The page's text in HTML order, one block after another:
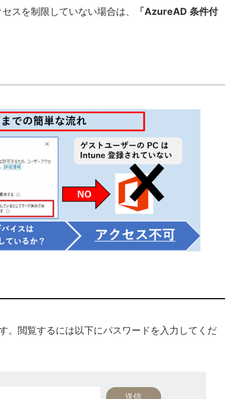
スを制限していない場合は、
「AzureAD 条件付
。閲覧するには以下にパスワードを入力してくだ